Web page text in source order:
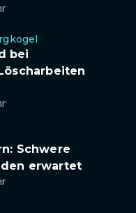
bei
Schwere
erwartet